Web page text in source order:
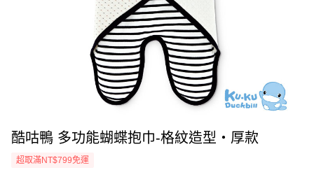
酷咕鴨 多功能蝴蝶抱巾-格紋造型‧厚款
超取滿NT$799免運